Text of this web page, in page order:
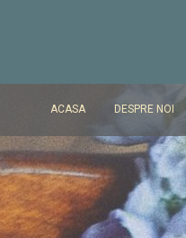
ACASA DESPRE NOI